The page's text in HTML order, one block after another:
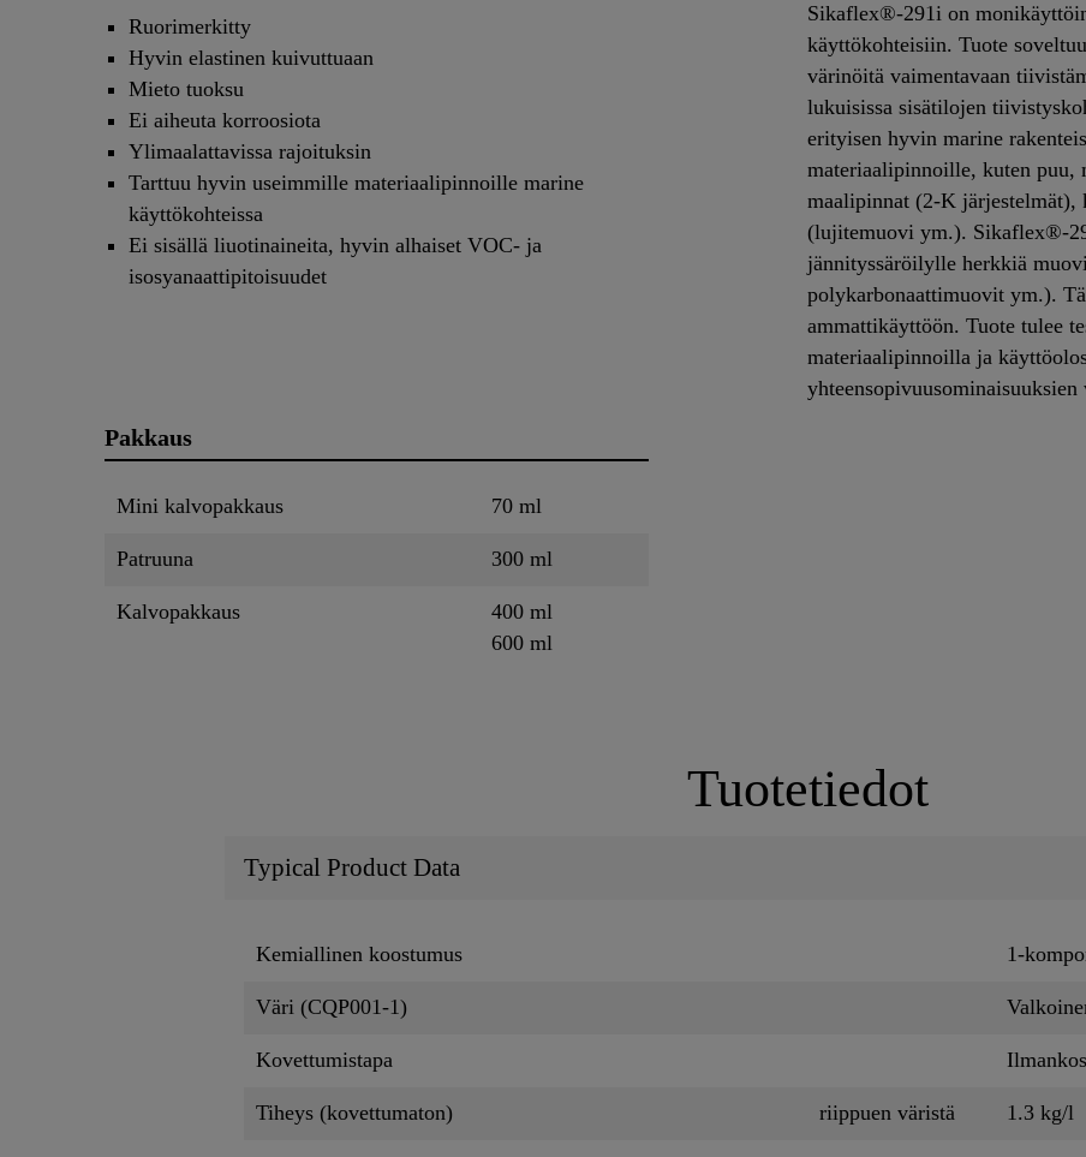
Ruorimerkitty
Hyvin elastinen kuivuttuaan
Mieto tuoksu
Ei aiheuta korroosiota
Ylimaalattavissa rajoituksin
Tarttuu hyvin useimmille materiaalipinnoille marine
käyttökohteissa
Ei sisällä liuotinaineita, hyvin alhaiset VOC- ja
isosyanaattipitoisuudet
Sikaflex®-291i on
käyttökohteisiin. Tuote
värinöitä vaimentavaan
lukuisissa sisätilojen
erityisen hyvin marine
materiaalipinnoille, kuten
maalipinnat (2-K
(lujitemuovi ym.). Sikaflex®-
jännityssäröilylle herkkiä
polykarbonaattimuovit ym.).
ammattikäyttöön. Tuote tulee
materiaalipinnoilla ja
Pakkaus
Mini kalvopakkaus 70 ml
Patruuna 300 ml
Kalvopakkaus
400 ml
600 ml
Tuotetiedot
Typical Product Data
Kemiallinen koostumus 1-
Väri (CQP001-1)
Kovettumistapa
Tiheys (kovettumaton) riippuen väristä 1.3 kg/l